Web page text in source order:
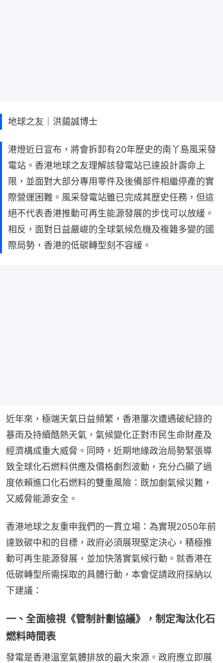
地球之友｜洪藹誠博士
港燈近日宣布，將會拆卸有20年歷史的南丫島風采發
電站。香港地球之友理解該發電站已達設計壽命上
限，並面對大部分專用零件及後備部件相繼停產的實
際營運困難。風采發電站雖已完成其歷史任務，但這
絕不代表香港推動可再生能源發展的步伐可以放緩。
相反，面對日益嚴峻的全球氣候危機及複雜多變的國
際局勢，香港的低碳轉型刻不容緩。
近年來，極端天氣日益頻繁，香港屢次遭遇破紀錄的
暴雨及持續酷熱天氣，氣候變化正對市民生命財產及
經濟構成重大威脅。同時，近期地緣政治局勢緊張導
致全球化石燃料供應及價格劇烈波動，充分凸顯了過
度依賴進口化石燃料的雙重風險：既加劇氣候災難，
又威脅能源安全。
香港地球之友重申我們的一貫立場：為實現2050年前
達致碳中和的目標，政府必須展現堅定決心，積極推
動可再生能源發展，並加快落實氣候行動。就香港在
低碳轉型所需採取的具體行動，本會促請政府採納以
下建議：
一、全面檢視《管制計劃協議》，制定淘汰化石
燃料時間表
發電是香港溫室氣體排放的最大來源。政府應立即展